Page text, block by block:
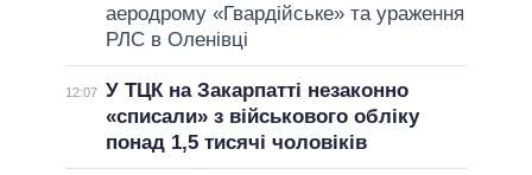
аеродрому «Гвардійське» та ураження
РЛС в Оленівці
12:07 У ТЦК на Закарпатті незаконно
«списали» з військового обліку
понад 1,5 тисячі чоловіків